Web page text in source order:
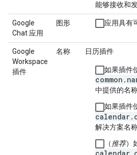
能够接收和
Google
Chat 应用
图形 应用具有
Google
Workspace
插件
名称 日历插件
如果插件
中提供的名称
如果插件
解决方案名
（推荐）